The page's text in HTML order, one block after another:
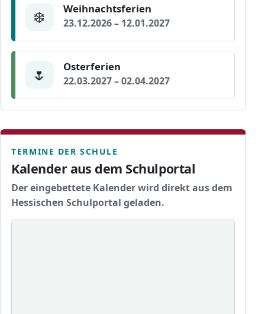
❄️ Weihnachtsferien
23.12.2026– 12.01.2027
🌷 Osterferien
22.03.2027–02.04.2027
TERMINE DER SCHULE
Kalender aus dem Schulportal
Der eingebettete Kalender wird direkt aus dem
Hessischen Schulportal geladen.